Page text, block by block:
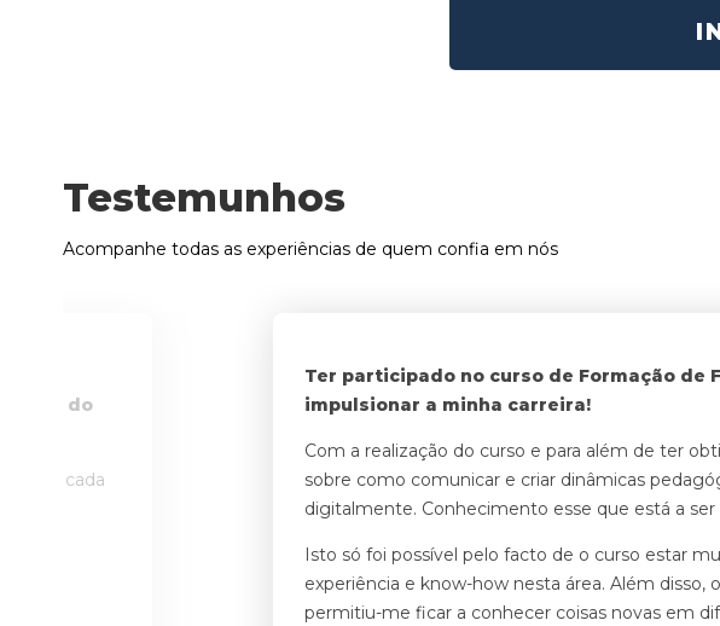
Testemunhos
Acompanhe todas as experiências de quem confia em nós
Ter participado no curso de Formação de
impulsionar a minha carreira!
Com a realização do curso e para além de ter
sobre como comunicar e criar dinâmicas
digitalmente. Conhecimento esse que está a
Isto só foi possível pelo facto de o curso estar
experiência e know-how nesta área. Além
permitiu-me ficar a conhecer coisas novas em
do
em cada